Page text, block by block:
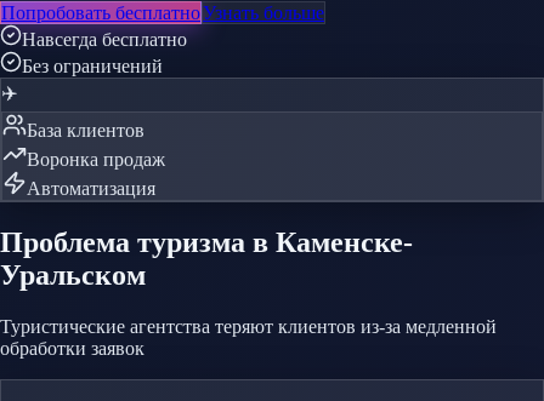
Попробовать бесплатноУзнать больше
Навсегда бесплатно
Без ограничений
✈️
База клиентов
Воронка продаж
Автоматизация
Проблема туризма в Каменске-
Уральском
Туристические агентства теряют клиентов из-за медленной
обработки заявок